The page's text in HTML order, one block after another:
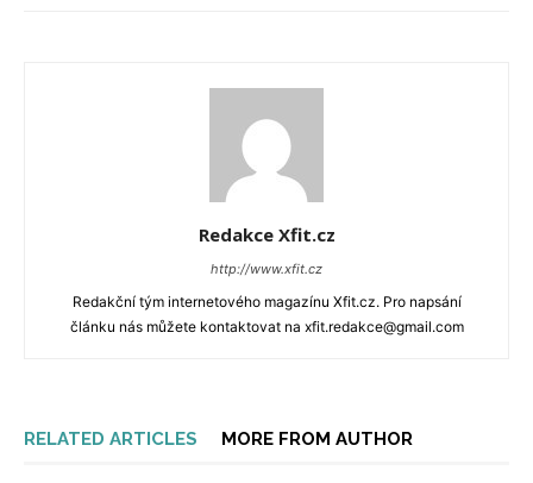
Redakce Xfit.cz
http://www.xfit.cz
Redakční tým internetového magazínu Xfit.cz. Pro napsání
článku nás můžete kontaktovat na xfit.redakce@gmail.com
RELATED ARTICLES MORE FROM AUTHOR